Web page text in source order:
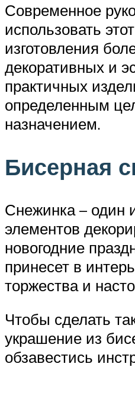
Современное
использовать
изготовления
декоративных и
практичных
определенным
назначением.
Бисерная
Снежинка – один
элементов
новогодние
принесет в
торжества и
Чтобы сделать
украшение из
обзавестись